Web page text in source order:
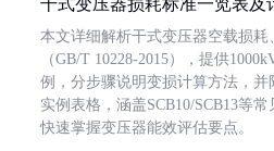
干式变压器损耗标准一览表及
本文详细解析干式变压器空载损
（GB/T 10228-2015），提供
例，分步骤说明变损计算方法，
实例表格，涵盖SCB10/SCB13等
快速掌握变压器能效评估要点。